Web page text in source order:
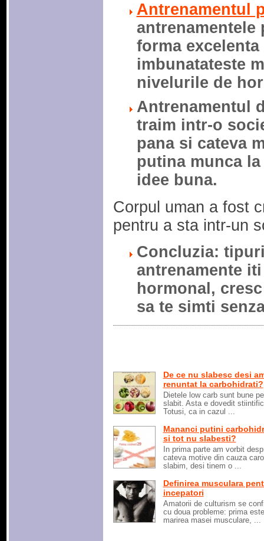
Antrenamentul
antrenamentele
forma
imbunatateste
nivelurile de
Antrenamentul
traim intr-o
pana si cateva
putina munca
idee buna.
Corpul uman a fost
pentru a sta intr-un
Concluzia:
antrenamente
hormonal,
sa te simti
De ce nu slabesc desi
renuntat la carbohidrati?
Dietele low carb sunt bune
slabit. Asta e dovedit
Totusi, ca in cazul ...
Mananci putini
si tot nu slabesti?
In prima parte am vorbit
cateva motive din cauza
slabim, desi tinem o ...
Definirea musculara
incepatori
Amatorii de culturism se
cu doua probleme: prima este
marirea masei musculare, ...